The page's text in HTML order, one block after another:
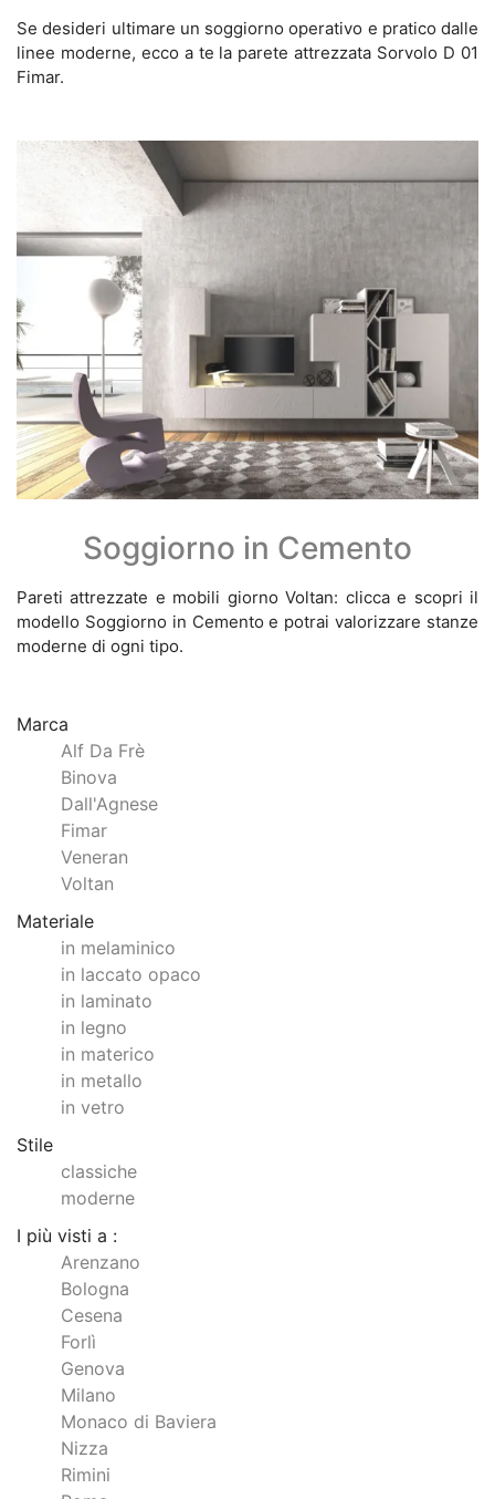
Marca
Alf Da Frè
Binova
Dall'Agnese
Fimar
Veneran
Voltan
Materiale
in melaminico
in laccato opaco
in laminato
in legno
in materico
in metallo
in vetro
Stile
classiche
moderne
I più visti a :
Arenzano
Bologna
Cesena
Forlì
Genova
Milano
Monaco di Baviera
Nizza
Rimini
Se desideri ultimare un soggiorno operativo e pratico dalle
linee moderne, ecco a te la parete attrezzata Sorvolo D 01
Fimar.
Soggiorno in Cemento
Pareti attrezzate e mobili giorno Voltan: clicca e scopri il
modello Soggiorno in Cemento e potrai valorizzare stanze
moderne di ogni tipo.